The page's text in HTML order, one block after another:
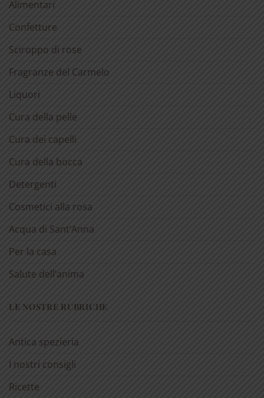
Alimentari
Confetture
Sciroppo di rose
Fragranze del Carmelo
Liquori
Cura della pelle
Cura dei capelli
Cura della bocca
Detergenti
Cosmetici alla rosa
Acqua di Sant’Anna
Per la casa
Salute dell’anima
LE NOSTRE RUBRICHE
Antica spezieria
I nostri consigli
Ricette